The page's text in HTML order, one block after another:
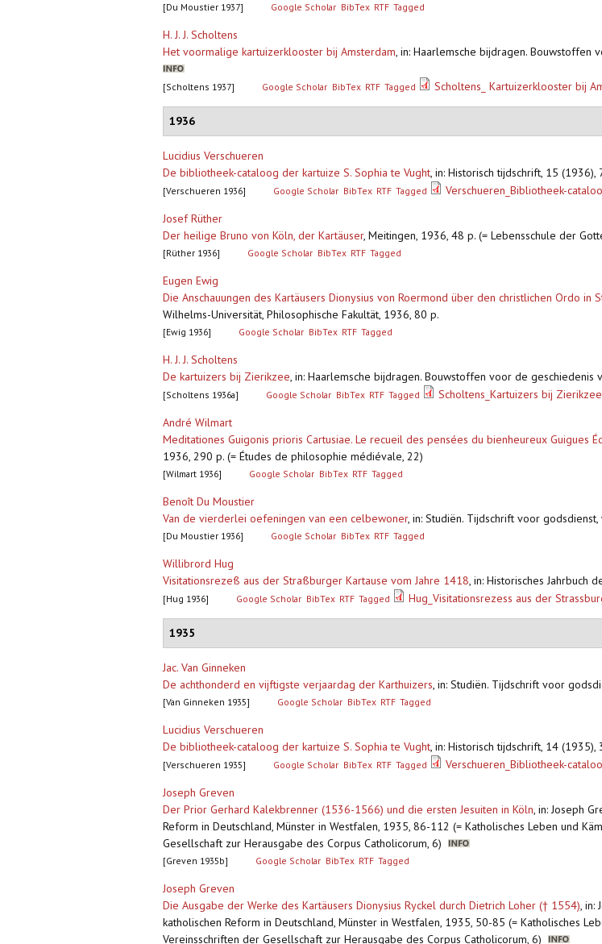
[Du Moustier 1937] Google Scholar BibTex RTF Tagged
H. J. J. Scholtens
Het voormalige kartuizerklooster bij Amsterdam, in: Haarlemsche bijdragen. Bouwstoffen
[Scholtens 1937] Google Scholar BibTex RTF Tagged Scholtens_ Kartuizerklooster bij
1936
Lucidius Verschueren
De bibliotheek-cataloog der kartuize S. Sophia te Vught, in: Historisch tijdschrift, 15 (1936),
[Verschueren 1936] Google Scholar BibTex RTF Tagged Verschueren_Bibliotheek-
Josef Rüther
Der heilige Bruno von Köln, der Kartäuser, Meitingen, 1936, 48 p. (= Lebensschule der
[Rüther 1936] Google Scholar BibTex RTF Tagged
Eugen Ewig
Die Anschauungen des Kartäusers Dionysius von Roermond über den christlichen Ordo in
Wilhelms-Universität, Philosophische Fakultät, 1936, 80 p.
[Ewig 1936] Google Scholar BibTex RTF Tagged
H. J. J. Scholtens
De kartuizers bij Zierikzee, in: Haarlemsche bijdragen. Bouwstoffen voor de
[Scholtens 1936a] Google Scholar BibTex RTF Tagged Scholtens_Kartuizers bij
André Wilmart
Meditationes Guigonis prioris Cartusiae. Le recueil des pensées du bienheureux Guigues
1936, 290 p. (= Études de philosophie médiévale, 22)
[Wilmart 1936] Google Scholar BibTex RTF Tagged
Benoît Du Moustier
Van de vierderlei oefeningen van een celbewoner, in: Studiën. Tijdschrift voor
[Du Moustier 1936] Google Scholar BibTex RTF Tagged
Willibrord Hug
Visitationsrezeß aus der Straßburger Kartause vom Jahre 1418, in: Historisches Jahrbuch
[Hug 1936] Google Scholar BibTex RTF Tagged Hug_Visitationsrezess aus der
1935
Jac. Van Ginneken
De achthonderd en vijftigste verjaardag der Karthuizers, in: Studiën. Tijdschrift voor
[Van Ginneken 1935] Google Scholar BibTex RTF Tagged
Lucidius Verschueren
De bibliotheek-cataloog der kartuize S. Sophia te Vught, in: Historisch tijdschrift, 14 (1935),
[Verschueren 1935] Google Scholar BibTex RTF Tagged Verschueren_Bibliotheek-
Joseph Greven
Der Prior Gerhard Kalekbrenner (1536-1566) und die ersten Jesuiten in Köln, in: Joseph
Reform in Deutschland, Münster in Westfalen, 1935, 86-112 (= Katholisches Leben und
Gesellschaft zur Herausgabe des Corpus Catholicorum, 6)
[Greven 1935b] Google Scholar BibTex RTF Tagged
Joseph Greven
Die Ausgabe der Werke des Kartäusers Dionysius Ryckel durch Dietrich Loher († 1554), in:
katholischen Reform in Deutschland, Münster in Westfalen, 1935, 50-85 (= Katholisches
Vereinsschriften der Gesellschaft zur Herausgabe des Corpus Catholicorum, 6)